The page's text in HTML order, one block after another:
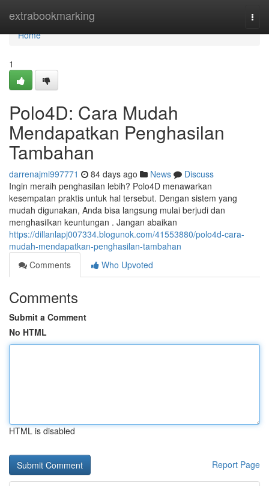
extrabookmarking
Home
Home
1
Polo4D: Cara Mudah
Mendapatkan Penghasilan
Tambahan
darrenajmi997771 84 days ago News
Discuss
Ingin meraih penghasilan lebih? Polo4D menawarkan
kesempatan praktis untuk hal tersebut. Dengan sistem yang
mudah digunakan, Anda bisa langsung mulai berjudi dan
menghasilkan keuntungan . Jangan abaikan
https://dillanlapj007334.blogunok.com/41553880/polo4d-cara-
mudah-mendapatkan-penghasilan-tambahan
Comments
Who Upvoted
Comments
Submit a Comment
No HTML
HTML is disabled
Report Page